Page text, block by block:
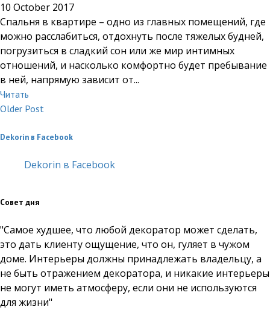
10 October 2017
Спальня в квартире – одно из главных помещений, где
можно расслабиться, отдохнуть после тяжелых будней,
погрузиться в сладкий сон или же мир интимных
отношений, и насколько комфортно будет пребывание
в ней, напрямую зависит от...
Читать
Older Post
Dekorin в Facebook
Dekorin в Facebook
Совет дня
"Самое худшее, что любой декоратор может сделать,
это дать клиенту ощущение, что он, гуляет в чужом
доме. Интерьеры должны принадлежать владельцу, а
не быть отражением декоратора, и никакие интерьеры
не могут иметь атмосферу, если они не используются
для жизни"